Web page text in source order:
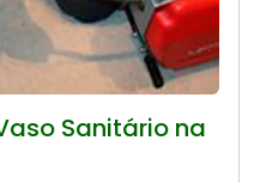
Sanitário na